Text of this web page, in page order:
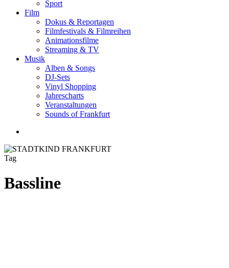
Sport
Film
Dokus & Reportagen
Filmfestivals & Filmreihen
Animationsfilme
Streaming & TV
Musik
Alben & Songs
DJ-Sets
Vinyl Shopping
Jahrescharts
Veranstaltungen
Sounds of Frankfurt
Tag
Bassline